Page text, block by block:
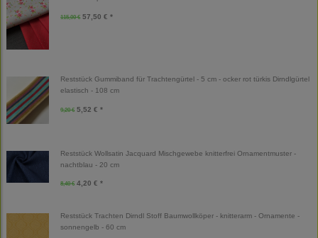
115,00 € 57,50 € *
Reststück Gummiband für Trachtengürtel - 5 cm - ocker rot türkis Dirndlgürtel
elastisch - 108 cm
9,20 € 5,52 € *
Reststück Wollsatin Jacquard Mischgewebe knitterfrei Ornamentmuster -
nachtblau - 20 cm
8,40 € 4,20 € *
Reststück Trachten Dirndl Stoff Baumwollköper - knitterarm - Ornamente -
sonnengelb - 60 cm